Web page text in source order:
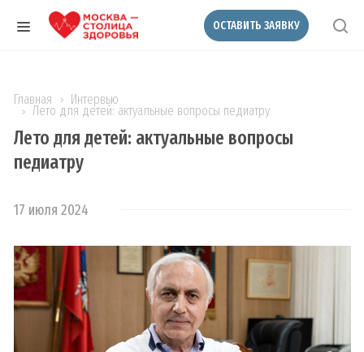
ОСТАВИТЬ ЗАЯВКУ
Главная Интервью
Лето для детей: актуальные вопросы педиатру
Лето для детей: актуальные вопросы
педиатру
17 июля 2024